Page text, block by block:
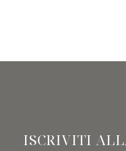
ISCRIVITI